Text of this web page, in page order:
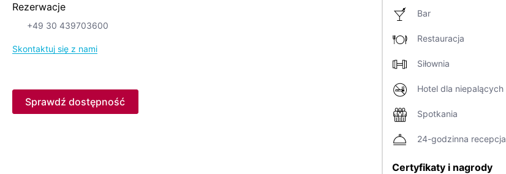
Rezerwacje
+49 30 439703600
Skontaktuj się z nami
Sprawdź dostępność
Bar
Restauracja
Siłownia
Hotel dla niepalących
Spotkania
24-godzinna recepcja
Certyfikaty i nagrody